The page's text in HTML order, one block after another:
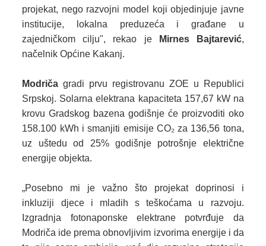
projekat, nego razvojni model koji objedinjuje javne
institucije, lokalna preduzeća i građane u
zajedničkom cilju", rekao je Mirnes Bajtarević,
načelnik Općine Kakanj.
Modriča gradi prvu registrovanu ZOE u Republici
Srpskoj. Solarna elektrana kapaciteta 157,67 kW na
krovu Gradskog bazena godišnje će proizvoditi oko
158.100 kWh i smanjiti emisije CO₂ za 136,56 tona,
uz uštedu od 25% godišnje potrošnje električne
energije objekta.
„Posebno mi je važno što projekat doprinosi i
inkluziji djece i mladih s teškoćama u razvoju.
Izgradnja fotonaponske elektrane potvrđuje da
Modriča ide prema obnovljivim izvorima energije i da